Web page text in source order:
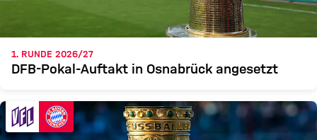
1. RUNDE 2026/27
DFB-Pokal-Auftakt in Osnabrück angesetzt